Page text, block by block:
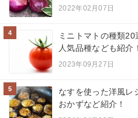
2022年02月07日
4
ミニトマトの種類
人気品種なども紹介！
2023年09月27日
5
なすを使った洋風レ
おかずなど紹介！